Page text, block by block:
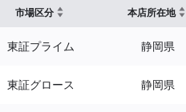
市場区分 本店所在地
東証プライム 静岡県
東証グロース 静岡県